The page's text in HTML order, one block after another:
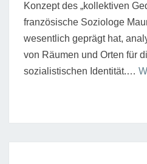
Konzept des „kollektiven
französische Soziologe
wesentlich geprägt hat,
von Räumen und Orten für
sozialistischen Identität.…